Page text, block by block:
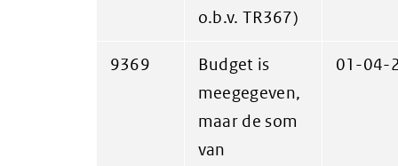
o.b.v. TR367)
9369
Budget is
meegegeven,
maar de som
van
01-04-